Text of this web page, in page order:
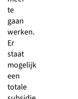
te
gaan
werken.
Er
staat
mogelijk
een
totale